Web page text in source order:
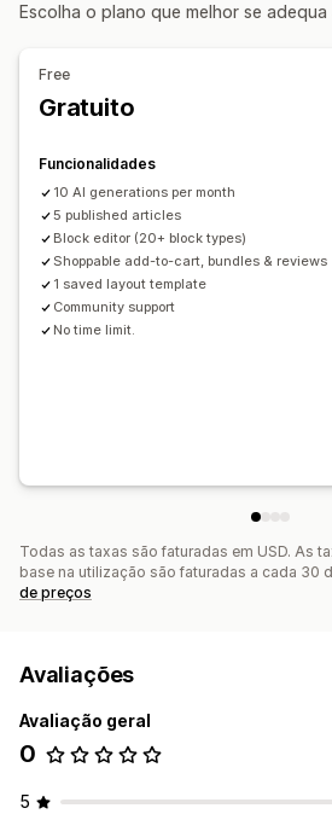
Importar e exportar
Criação em lote
Imagens
Agendamento automático
SEO
Otimização de palavras-chave
Fragmentos ricos Todas as etiquetas
Etiquetas de artigos Permalinks
Otimização de URL Ferramenta de
Análise de dados
Código personalizado
Escolha o plano que melhor se
Free
Gratuito
Funcionalidades
10 AI generations per month
5 published articles
Block editor (20+ block types)
Shoppable add-to-cart, bundles & reviews
1 saved layout template
Community support
No time limit.
Todas as taxas são faturadas em USD. As
base na utilização são faturadas a cada 30
de preços
Avaliações
Avaliação geral
0
5